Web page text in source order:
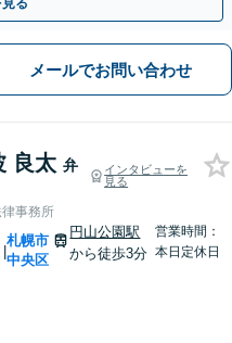
る
メールでお問い合わせ
良太 弁
インタビューを
見る
事務所
|
札幌市
中央区
円山公園駅
から徒歩3分
営業時間：
本日定休日